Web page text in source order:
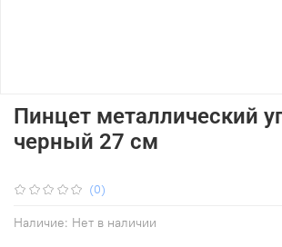
(0)
Наличие: Нет в наличии
Пинцет металлический
черный 27 см